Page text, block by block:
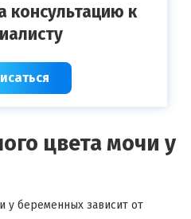
консультацию к
цвета мочи у
у беременных зависит от